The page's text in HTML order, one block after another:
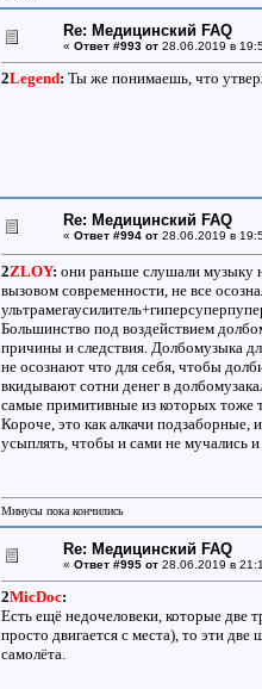
Re: Медицинский FAQ
« Ответ #993 от28.06.2019 в
2Legend: Ты же понимаешь, что
Re: Медицинский FAQ
« Ответ #994 от28.06.2019 в
2ZLOY: они раньше слушали музыку
вызовом современности, не все
Большинство под воздействием
причины и следствия. Долбомузыка
не осознают что для себя, чтобы
вкидывают сотни денег в
самые примитивные из которых тоже
Короче, это как алкачи подзаборные,
усыплять, чтобы и сами не мучались
Минусы пока кончились
Re: Медицинский FAQ
« Ответ #995 от28.06.2019 в
2MicDoc:
Есть ещё недочеловеки, которые две
просто двигается с места), то эти
самолёта.